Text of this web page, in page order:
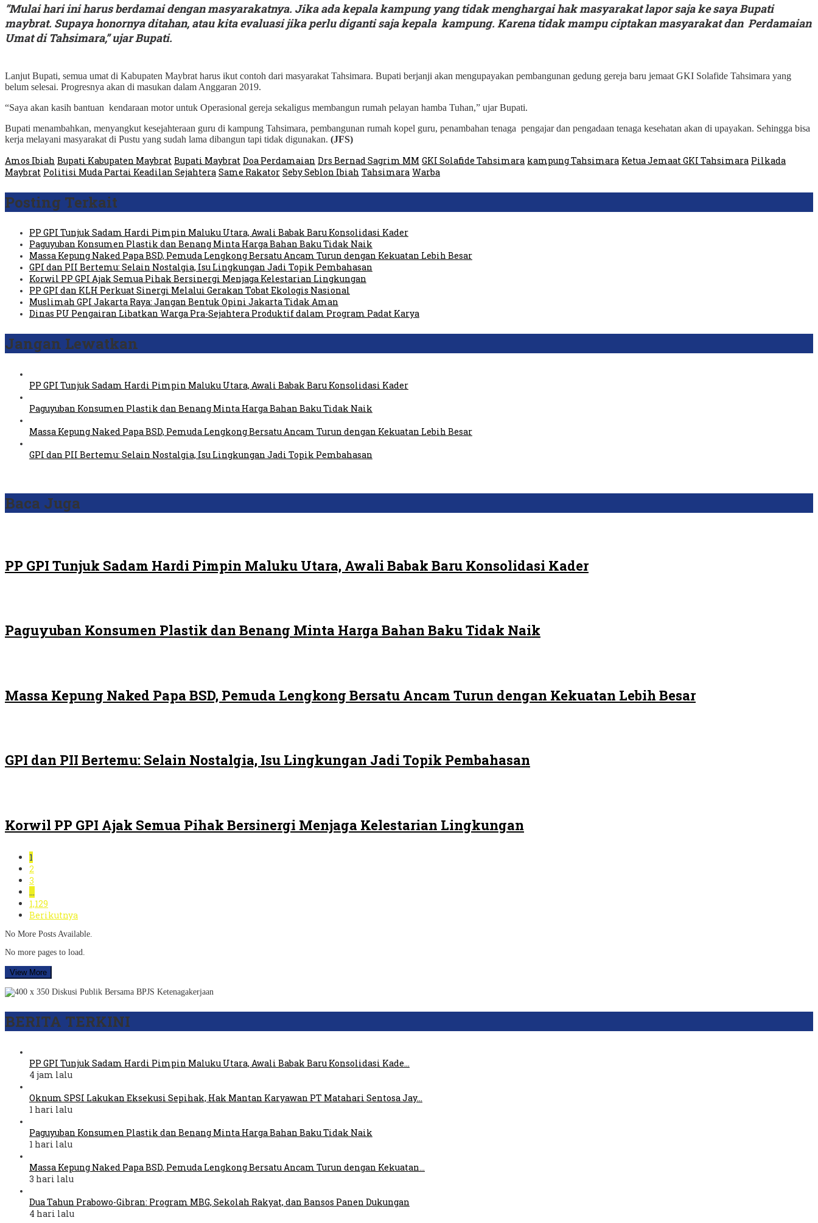
”Mulai hari ini harus berdamai dengan masyarakatnya. Jika ada kepala kampung yang tidak menghargai hak masyarakat lapor saja ke saya Bupati
maybrat. Supaya honornya ditahan, atau kita evaluasi jika perlu diganti saja kepala kampung. Karena tidak mampu ciptakan masyarakat dan Perdamaian
Umat di Tahsimara,” ujar Bupati.
Lanjut Bupati, semua umat di Kabupaten Maybrat harus ikut contoh dari masyarakat Tahsimara. Bupati berjanji akan mengupayakan pembangunan gedung gereja baru jemaat GKI Solafide Tahsimara yang
belum selesai. Progresnya akan di masukan dalam Anggaran 2019.
“Saya akan kasih bantuan kendaraan motor untuk Operasional gereja sekaligus membangun rumah pelayan hamba Tuhan,” ujar Bupati.
Bupati menambahkan, menyangkut kesejahteraan guru di kampung Tahsimara, pembangunan rumah kopel guru, penambahan tenaga pengajar dan pengadaan tenaga kesehatan akan di upayakan. Sehingga bisa
kerja melayani masyarakat di Pustu yang sudah lama dibangun tapi tidak digunakan. (JFS)
Amos Ibiah Bupati Kabupaten Maybrat Bupati Maybrat Doa Perdamaian Drs Bernad Sagrim MM GKI Solafide Tahsimara kampung Tahsimara Ketua Jemaat GKI Tahsimara Pilkada
Maybrat Politisi Muda Partai Keadilan Sejahtera Same Rakator Seby Seblon Ibiah Tahsimara Warba
Posting Terkait
PP GPI Tunjuk Sadam Hardi Pimpin Maluku Utara, Awali Babak Baru Konsolidasi Kader
Paguyuban Konsumen Plastik dan Benang Minta Harga Bahan Baku Tidak Naik
Massa Kepung Naked Papa BSD, Pemuda Lengkong Bersatu Ancam Turun dengan Kekuatan Lebih Besar
GPI dan PII Bertemu: Selain Nostalgia, Isu Lingkungan Jadi Topik Pembahasan
Korwil PP GPI Ajak Semua Pihak Bersinergi Menjaga Kelestarian Lingkungan
PP GPI dan KLH Perkuat Sinergi Melalui Gerakan Tobat Ekologis Nasional
Muslimah GPI Jakarta Raya: Jangan Bentuk Opini Jakarta Tidak Aman
Dinas PU Pengairan Libatkan Warga Pra-Sejahtera Produktif dalam Program Padat Karya
Jangan Lewatkan
PP GPI Tunjuk Sadam Hardi Pimpin Maluku Utara, Awali Babak Baru Konsolidasi Kader
Paguyuban Konsumen Plastik dan Benang Minta Harga Bahan Baku Tidak Naik
Massa Kepung Naked Papa BSD, Pemuda Lengkong Bersatu Ancam Turun dengan Kekuatan Lebih Besar
GPI dan PII Bertemu: Selain Nostalgia, Isu Lingkungan Jadi Topik Pembahasan
Baca Juga
PP GPI Tunjuk Sadam Hardi Pimpin Maluku Utara, Awali Babak Baru Konsolidasi Kader
Paguyuban Konsumen Plastik dan Benang Minta Harga Bahan Baku Tidak Naik
Massa Kepung Naked Papa BSD, Pemuda Lengkong Bersatu Ancam Turun dengan Kekuatan Lebih Besar
GPI dan PII Bertemu: Selain Nostalgia, Isu Lingkungan Jadi Topik Pembahasan
Korwil PP GPI Ajak Semua Pihak Bersinergi Menjaga Kelestarian Lingkungan
1
2
3
…
1,129
Berikutnya
No More Posts Available.
No more pages to load.
View More
BERITA TERKINI
PP GPI Tunjuk Sadam Hardi Pimpin Maluku Utara, Awali Babak Baru Konsolidasi Kade…
4 jam lalu
Oknum SPSI Lakukan Eksekusi Sepihak, Hak Mantan Karyawan PT Matahari Sentosa Jay…
1 hari lalu
Paguyuban Konsumen Plastik dan Benang Minta Harga Bahan Baku Tidak Naik
1 hari lalu
Massa Kepung Naked Papa BSD, Pemuda Lengkong Bersatu Ancam Turun dengan Kekuatan…
3 hari lalu
Dua Tahun Prabowo-Gibran: Program MBG, Sekolah Rakyat, dan Bansos Panen Dukungan
4 hari lalu